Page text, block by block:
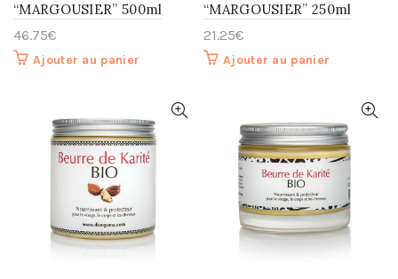
“MARGOUSIER” 500ml
46.75€
Ajouter au panier
“MARGOUSIER” 250ml
21.25€
Ajouter au panier